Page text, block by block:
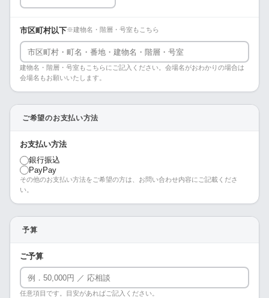
市区町村以下※建物名・階層・号室もこちら
建物名・階層・号室もこちらにご記入ください。会場名がおわかりの場合は
会場名もお願いいたします。
ご希望のお支払い方法
お支払い方法
銀行振込
PayPay
その他のお支払い方法をご希望の方は、お問い合わせ内容にご記載くださ
い。
予算
ご予算
任意項目です。目安があればご記入ください。